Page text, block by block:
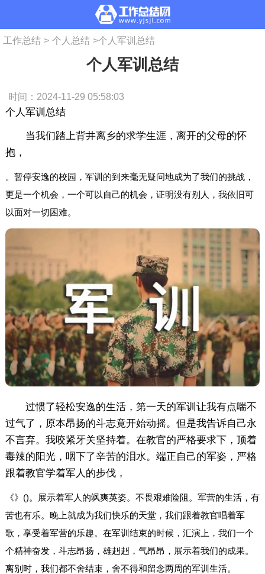
工作总结 > 个人总结 >个人军训总结
个人军训总结
时间：2024-11-29 05:58:03
个人军训总结
当我们踏上背井离乡的求学生涯，离开的父母的怀
抱，
。暂停安逸的校园，军训的到来毫无疑问地成为了我们的挑战，
更是一个机会，一个可以自己的机会，证明没有别人，我依旧可
以面对一切困难。
过惯了轻松安逸的生活，第一天的军训让我有点喘不
过气了，原本昂扬的斗志竟开始动摇。但是我告诉自己永
不言弃。我咬紧牙关坚持着。在教官的严格要求下，顶着
毒辣的阳光，咽下了辛苦的泪水。端正自己的军姿，严格
跟着教官学着军人的步伐，
《》()。展示着军人的飒爽英姿。不畏艰难险阻。军营的生活，有
苦也有乐。晚上就成为我们快乐的天堂，我们跟着教官唱着军
歌，享受着军营的乐趣。在军训结束的时候，汇演上，我们一个
个精神奋发，斗志昂扬，雄赳赳，气昂昂，展示着我们的成果。
离别时，我们都不舍结束，舍不得和留念两周的军训生活。